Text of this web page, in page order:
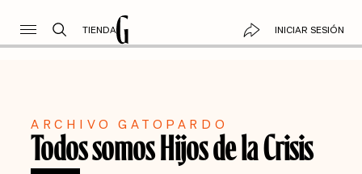
TIENDA INICIAR SESIÓN
ARCHIVO GATOPARDO
Todos somos Hijos de la Crisis